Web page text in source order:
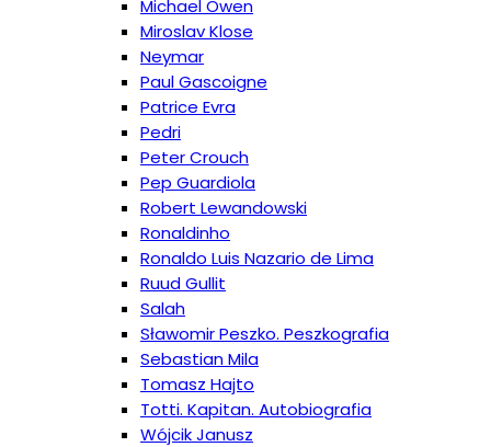
Michael Owen
Miroslav Klose
Neymar
Paul Gascoigne
Patrice Evra
Pedri
Peter Crouch
Pep Guardiola
Robert Lewandowski
Ronaldinho
Ronaldo Luis Nazario de Lima
Ruud Gullit
Salah
Sławomir Peszko. Peszkografia
Sebastian Mila
Tomasz Hajto
Totti. Kapitan. Autobiografia
Wójcik Janusz